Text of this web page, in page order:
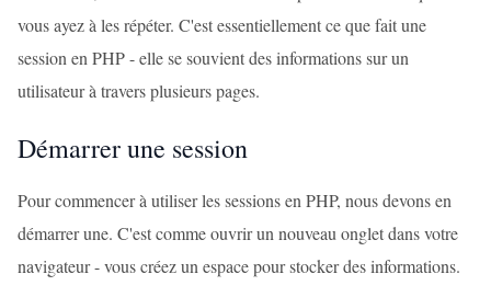
vous ayez à les répéter. C'est essentiellement ce que fait une
session en PHP - elle se souvient des informations sur un
utilisateur à travers plusieurs pages.
Démarrer une session
Pour commencer à utiliser les sessions en PHP, nous devons en
démarrer une. C'est comme ouvrir un nouveau onglet dans votre
navigateur - vous créez un espace pour stocker des informations.